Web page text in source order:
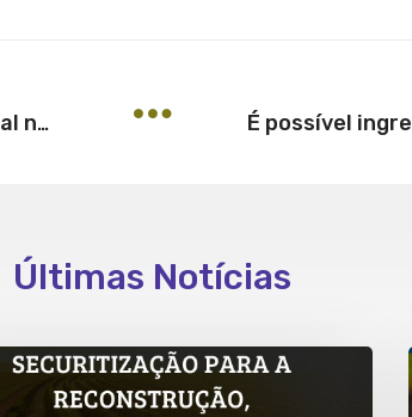
Lançamento de ações trabalhistas no eSocial não pode gerar multa
Últimas Notícias